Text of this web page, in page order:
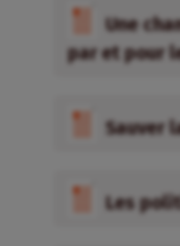
Une
par et pour
Sauver
Les